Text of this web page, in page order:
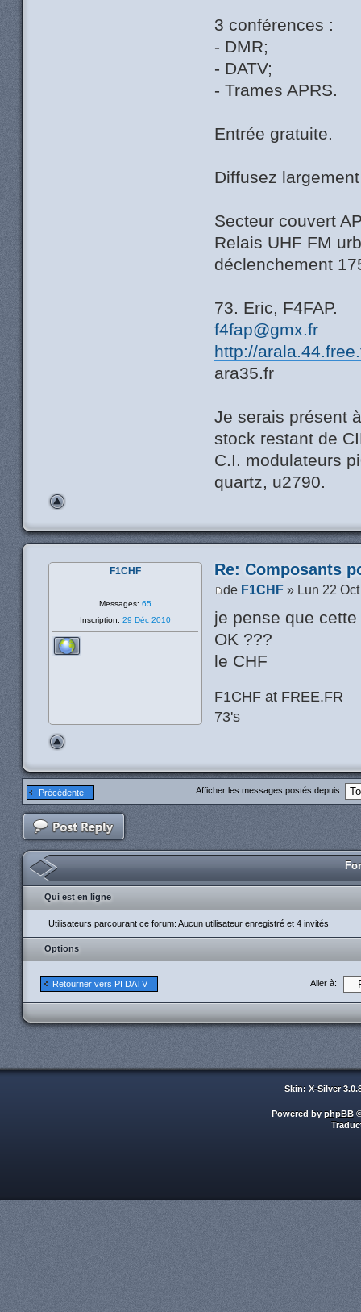
3 conférences :
- DMR;
- DATV;
- Trames APRS.
Entrée gratuite.
Diffusez
Secteur couvert
Relais UHF FM
déclenchement
73. Eric, F4FAP.
f4fap@gmx.fr
http://
ara35.fr
Je serais présent
stock restant de
C.I. modulateurs
quartz, u2790.
Re: Composants
de F1CHF » Lun 22
je pense que
OK ???
le CHF
F1CHF at FREE.FR
73's
F1CHF
Messages: 65
Inscription: 29 Déc 2010
Précédente Afficher les messages postés depuis:
Qui est en ligne
Utilisateurs parcourant ce forum: Aucun utilisateur enregistré et 4 invités
Options
Retourner vers PI DATV Aller à:
Skin: X-Silver
Powered by phpBB©